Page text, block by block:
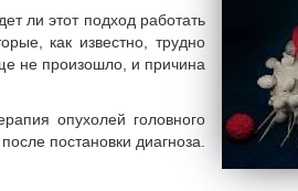
ли этот подход работать
как известно, трудно
не произошло, и причина
опухолей головного
постановки диагноза.